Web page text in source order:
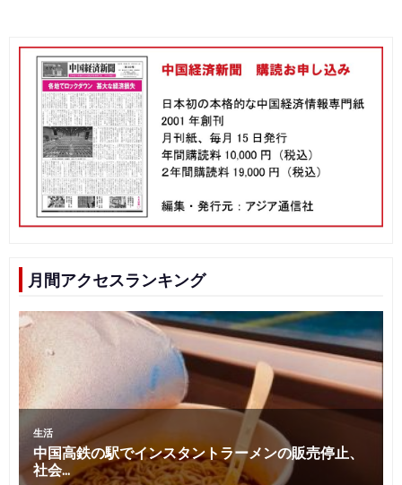
月間アクセスランキング